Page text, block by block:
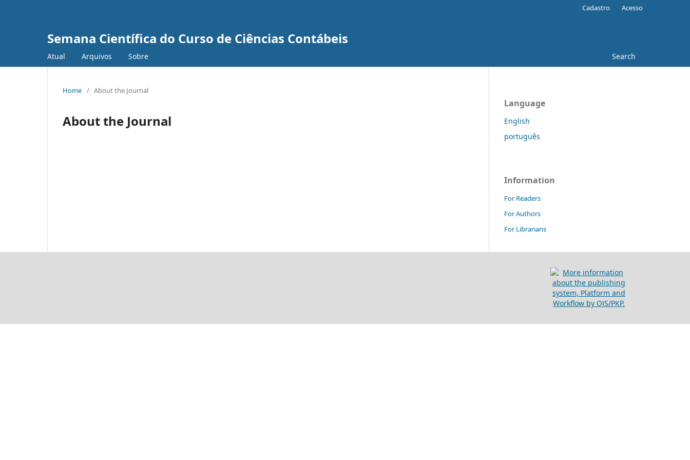
Semana Científica do Curso de Ciências Contábeis
Atual Arquivos Sobre Search
Cadastro Acesso
Home / About the Journal
About the Journal
Language
English
português
Information
For Readers
For Authors
For Librarians